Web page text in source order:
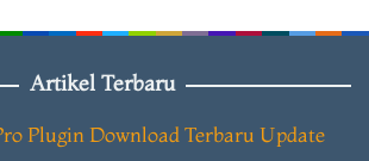
Artikel Terbaru
Plugin Download Terbaru Update